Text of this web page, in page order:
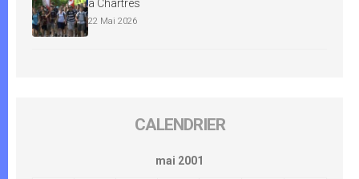
à Chartres
22 Mai 2026
CALENDRIER
mai 2001